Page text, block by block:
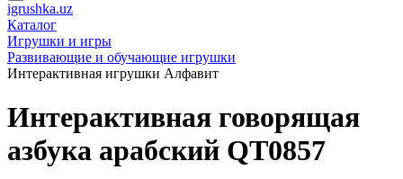
igrushka.uz
Каталог
Игрушки и игры
Развивающие и обучающие игрушки
Интерактивная игрушки Алфавит
Интерактивная говорящая
азбука арабский QT0857